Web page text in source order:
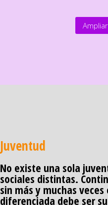
Juventud
No existe una sola
sociales distintas.
sin más y muchas
diferenciada debe ser